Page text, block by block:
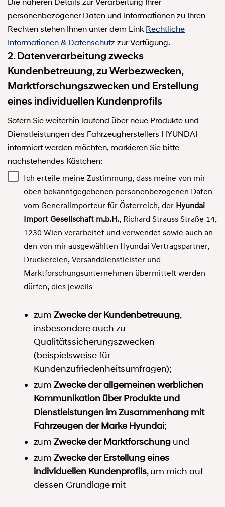
personenbezogener Daten und Informationen zu Ihren
Rechten stehen Ihnen unter dem Link Rechtliche
Informationen & Datenschutz zur Verfügung.
2. Datenverarbeitung zwecks
Kundenbetreuung, zu Werbezwecken,
Marktforschungszwecken und Erstellung
eines individuellen Kundenprofils
Sofern Sie weiterhin laufend über neue Produkte und
Dienstleistungen des Fahrzeugherstellers HYUNDAI
informiert werden möchten, markieren Sie bitte
nachstehendes Kästchen:
Ich erteile meine Zustimmung, dass meine von mir
oben bekanntgegebenen personenbezogenen Daten
vom Generalimporteur für Österreich, der Hyundai
Import Gesellschaft m.b.H., Richard Strauss Straße 14,
1230 Wien verarbeitet und verwendet sowie auch an
den von mir ausgewählten Hyundai Vertragspartner,
Druckereien, Versanddienstleister und
Marktforschungsunternehmen übermittelt werden
dürfen, dies jeweils
zum Zwecke der Kundenbetreuung,
insbesondere auch zu
Qualitätssicherungszwecken
(beispielsweise für
Kundenzufriedenheitsumfragen);
zum Zwecke der allgemeinen werblichen
Kommunikation über Produkte und
Dienstleistungen im Zusammenhang mit
Fahrzeugen der Marke Hyundai;
zum Zwecke der Marktforschung und
zum Zwecke der Erstellung eines
individuellen Kundenprofils, um mich auf
dessen Grundlage mit